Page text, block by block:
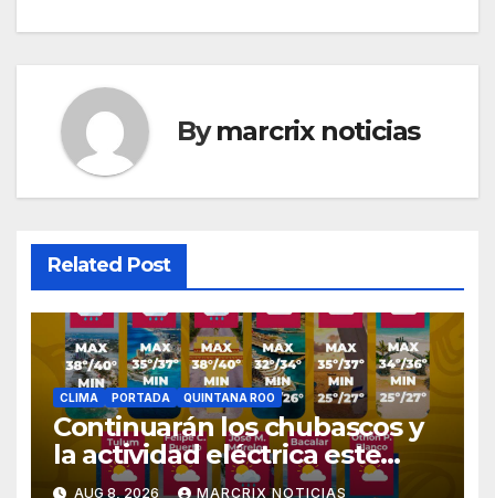
Bymarcrix noticias
Related Post
CLIMA PORTADA QUINTANA ROO
Continuarán los chubascos y
la actividad eléctrica este
sábado en Quintana Roo
AUG 8, 2026 MARCRIX NOTICIAS